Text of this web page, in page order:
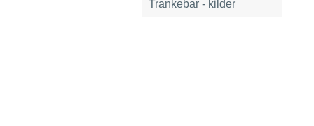
Trankebar - kilder